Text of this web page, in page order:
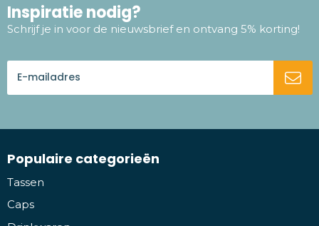
Inspiratie nodig?
Schrijf je in voor de nieuwsbrief en ontvang 5% korting!
Populaire categorieën
Tassen
Caps